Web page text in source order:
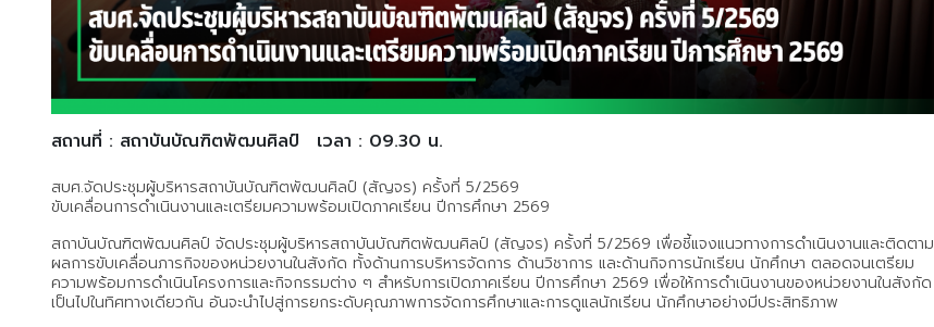
สถานที่ : สถาบันบัณฑิตพัฒนศิลป์ เวลา : 09.30 น.
สบศ.จัดประชุมผู้บริหารสถาบันบัณฑิตพัฒนศิลป์ (สัญจร) ครั้งที่ 5/2569
ขับเคลื่อนการดำเนินงานและเตรียมความพร้อมเปิดภาคเรียน ปีการศึกษา 2569
สถาบันบัณฑิตพัฒนศิลป์ จัดประชุมผู้บริหารสถาบันบัณฑิตพัฒนศิลป์ (สัญจร) ครั้งที่ 5/2569 เพื่อชี้แจงแนวทางการดำเนินงานและติดตาม
ผลการขับเคลื่อนภารกิจของหน่วยงานในสังกัด ทั้งด้านการบริหารจัดการ ด้านวิชาการ และด้านกิจการนักเรียน นักศึกษา ตลอดจนเตรียม
ความพร้อมการดำเนินโครงการและกิจกรรมต่าง ๆ สำหรับการเปิดภาคเรียน ปีการศึกษา 2569 เพื่อให้การดำเนินงานของหน่วยงานในสังกัด
เป็นไปในทิศทางเดียวกัน อันจะนำไปสู่การยกระดับคุณภาพการจัดการศึกษาและการดูแลนักเรียน นักศึกษาอย่างมีประสิทธิภาพ